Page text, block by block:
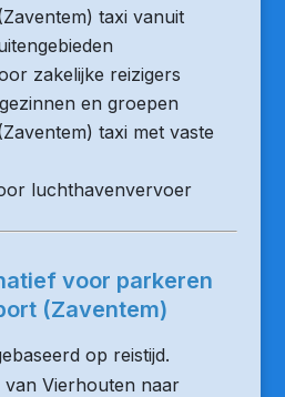
taxi vanuit
zakelijke reizigers
en groepen
taxi met vaste
luchthavenvervoer
voor parkeren
(Zaventem)
op reistijd.
Vierhouten naar